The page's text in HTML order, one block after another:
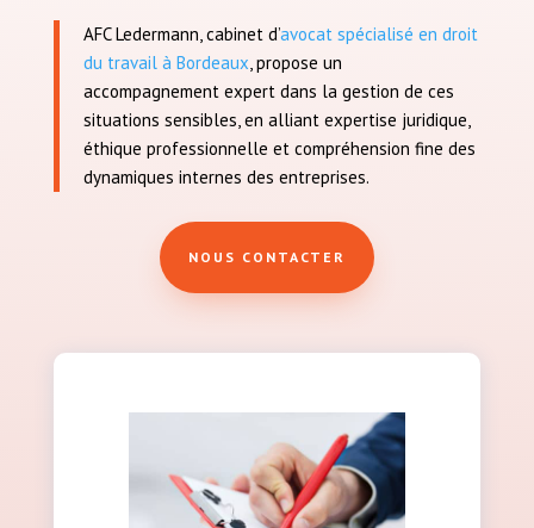
AFC Ledermann, cabinet d’avocat spécialisé en droit
du travail à Bordeaux, propose un
accompagnement expert dans la gestion de ces
situations sensibles, en alliant expertise juridique,
éthique professionnelle et compréhension fine des
dynamiques internes des entreprises.
NOUS CONTACTER